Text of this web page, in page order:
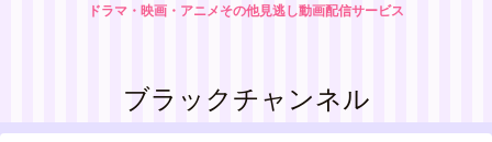
ドラマ・映画・アニメその他見逃し動画配信サービス
ブラックチャンネル